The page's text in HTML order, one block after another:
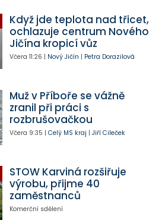
Když jde teplota nad třicet,
ochlazuje centrum Nového
Jičína kropicí vůz
Včera 11:26 | Nový Jičín | Petra Dorazilová
Muž v Příboře se vážně
zranil při práci s
rozbrušovačkou
Včera 9:35 | Celý MS kraj | Jiří Cileček
STOW Karviná rozšiřuje
výrobu, přijme 40
zaměstnanců
Komerční sdělení